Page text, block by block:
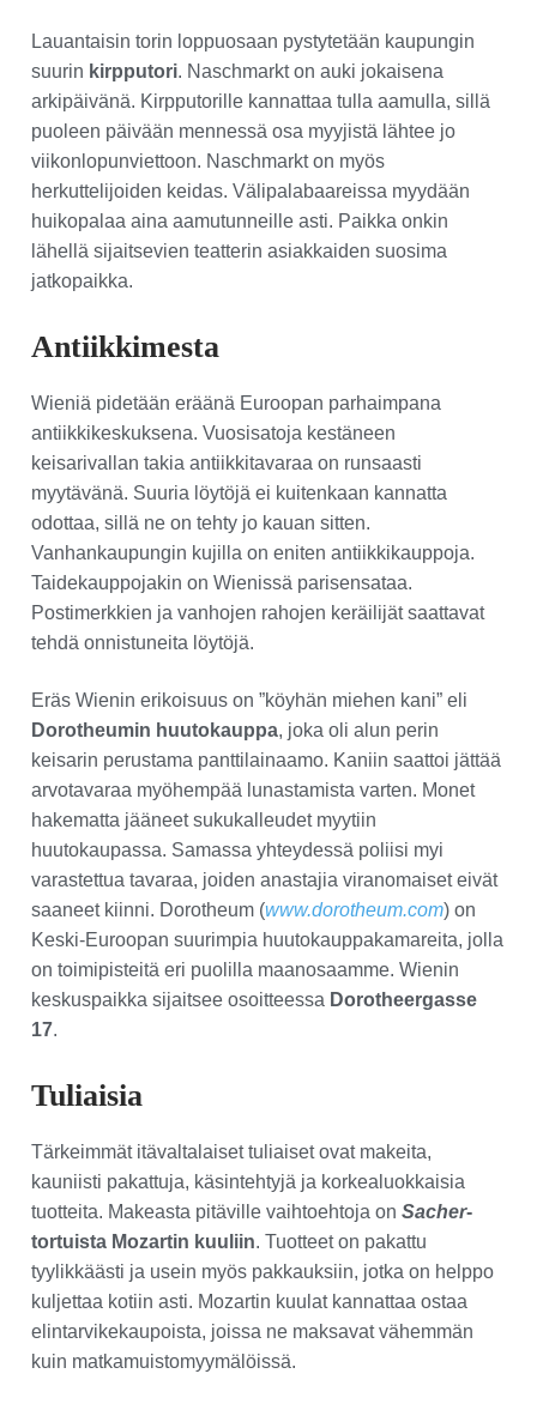
Lauantaisin torin loppuosaan pystytetään kaupungin
suurin kirpputori. Naschmarkt on auki jokaisena
arkipäivänä. Kirpputorille kannattaa tulla aamulla, sillä
puoleen päivään mennessä osa myyjistä lähtee jo
viikonlopunviettoon. Naschmarkt on myös
herkuttelijoiden keidas. Välipalabaareissa myydään
huikopalaa aina aamutunneille asti. Paikka onkin
lähellä sijaitsevien teatterin asiakkaiden suosima
jatkopaikka.
Antiikkimesta
Wieniä pidetään eräänä Euroopan parhaimpana
antiikkikeskuksena. Vuosisatoja kestäneen
keisarivallan takia antiikkitavaraa on runsaasti
myytävänä. Suuria löytöjä ei kuitenkaan kannatta
odottaa, sillä ne on tehty jo kauan sitten.
Vanhankaupungin kujilla on eniten antiikkikauppoja.
Taidekauppojakin on Wienissä parisensataa.
Postimerkkien ja vanhojen rahojen keräilijät saattavat
tehdä onnistuneita löytöjä.
Eräs Wienin erikoisuus on ”köyhän miehen kani” eli
Dorotheumin huutokauppa, joka oli alun perin
keisarin perustama panttilainaamo. Kaniin saattoi jättää
arvotavaraa myöhempää lunastamista varten. Monet
hakematta jääneet sukukalleudet myytiin
huutokaupassa. Samassa yhteydessä poliisi myi
varastettua tavaraa, joiden anastajia viranomaiset eivät
saaneet kiinni. Dorotheum (www.dorotheum.com) on
Keski-Euroopan suurimpia huutokauppakamareita, jolla
on toimipisteitä eri puolilla maanosaamme. Wienin
keskuspaikka sijaitsee osoitteessa Dorotheergasse
17.
Tuliaisia
Tärkeimmät itävaltalaiset tuliaiset ovat makeita,
kauniisti pakattuja, käsintehtyjä ja korkealuokkaisia
tuotteita. Makeasta pitäville vaihtoehtoja on Sacher-
tortuista Mozartin kuuliin. Tuotteet on pakattu
tyylikkäästi ja usein myös pakkauksiin, jotka on helppo
kuljettaa kotiin asti. Mozartin kuulat kannattaa ostaa
elintarvikekaupoista, joissa ne maksavat vähemmän
kuin matkamuistomyymälöissä.